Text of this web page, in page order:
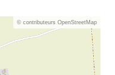
© contributeurs OpenStreetMap